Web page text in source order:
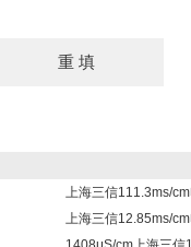
上海三信111.3ms/
上海三信12.85ms/